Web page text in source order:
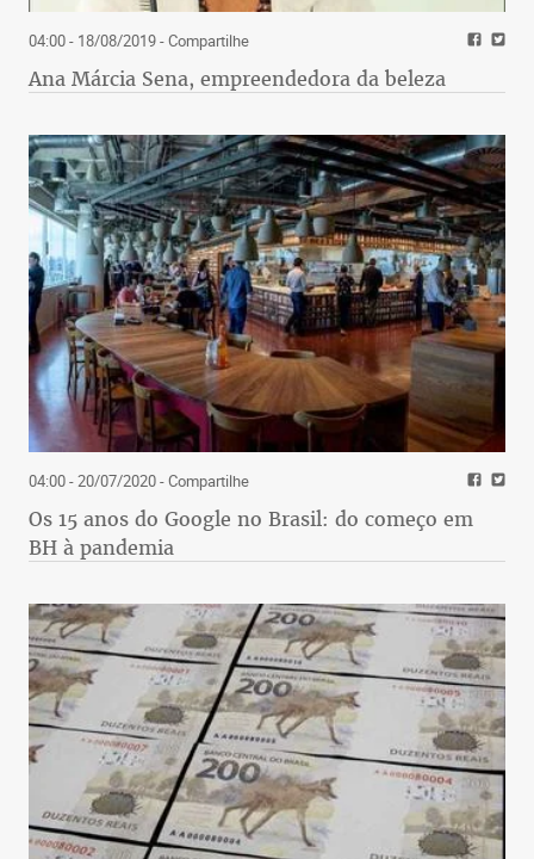
04:00 - 18/08/2019- Compartilhe
Ana Márcia Sena, empreendedora da beleza
04:00 - 20/07/2020- Compartilhe
Os 15 anos do Google no Brasil: do começo em
BH à pandemia